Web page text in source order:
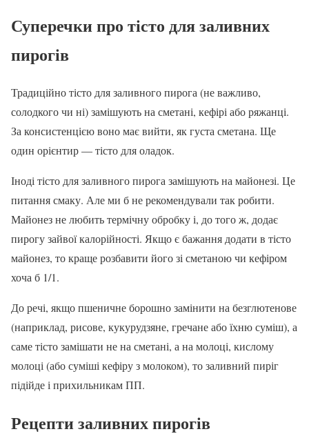
Суперечки про тісто для заливних
пирогів
Традиційно тісто для заливного пирога (не важливо,
солодкого чи ні) замішують на сметані, кефірі або ряжанці.
За консистенцією воно має вийти, як густа сметана. Ще
один орієнтир — тісто для оладок.
Іноді тісто для заливного пирога замішують на майонезі. Це
питання смаку. Але ми б не рекомендували так робити.
Майонез не любить термічну обробку і, до того ж, додає
пирогу зайвої калорійності. Якщо є бажання додати в тісто
майонез, то краще розбавити його зі сметаною чи кефіром
хоча б 1/1.
До речі, якщо пшеничне борошно замінити на безглютенове
(наприклад, рисове, кукурудзяне, гречане або їхню суміш), а
саме тісто замішати не на сметані, а на молоці, кислому
молоці (або суміші кефіру з молоком), то заливний пиріг
підійде і прихильникам ПП.
Рецепти заливних пирогів